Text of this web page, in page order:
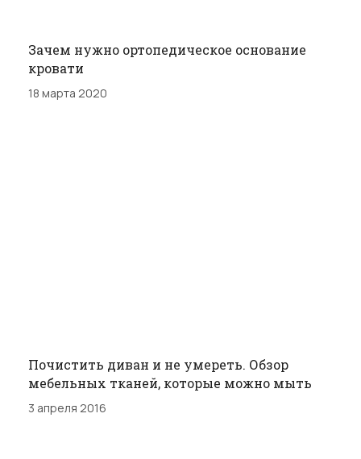
Зачем нужно ортопедическое основание
кровати
18 марта 2020
Почистить диван и не умереть. Обзор
мебельных тканей, которые можно мыть
3 апреля 2016